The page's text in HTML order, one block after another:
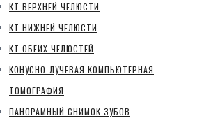
КТ ВЕРХНЕЙ ЧЕЛЮСТИ
КТ НИЖНЕЙ ЧЕЛЮСТИ
КТ ОБЕИХ ЧЕЛЮСТЕЙ
КОНУСНО-ЛУЧЕВАЯ КОМПЬЮТЕРНАЯ
ТОМОГРАФИЯ
ПАНОРАМНЫЙ СНИМОК ЗУБОВ